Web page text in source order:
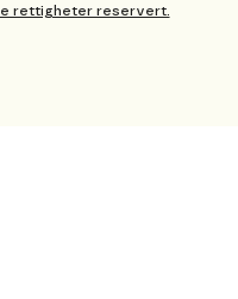
rettigheter reservert.